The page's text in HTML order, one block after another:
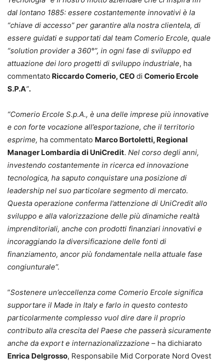
dal lontano 1885: essere costantemente innovativi è la
“chiave di accesso” per garantire alla nostra clientela, di
essere guidati e supportati dal team Comerio Ercole, quale
“solution provider a 360°”, in ogni fase di sviluppo ed
attuazione dei loro progetti di sviluppo industriale, ha
commentato Riccardo Comerio, CEO di Comerio Ercole
S.P.A”.
“Comerio Ercole S.p.A., è una delle imprese più innovative
e con forte vocazione all’esportazione, che il territorio
esprime, ha commentato Marco Bortoletti, Regional
Manager Lombardia di UniCredit. Nel corso degli anni,
investendo costantemente in ricerca ed innovazione
tecnologica, ha saputo conquistare una posizione di
leadership nel suo particolare segmento di mercato.
Questa operazione conferma l’attenzione di UniCredit allo
sviluppo e alla valorizzazione delle più dinamiche realtà
imprenditoriali, anche con prodotti finanziari innovativi e
incoraggiando la diversificazione delle fonti di
finanziamento, ancor più fondamentale nella attuale fase
congiunturale”.
“Sostenere un’eccellenza come Comerio Ercole significa
supportare il Made in Italy e farlo in questo contesto
particolarmente complesso vuol dire dare il proprio
contributo alla crescita del Paese che passerà sicuramente
anche da export e internazionalizzazione – ha dichiarato
Enrica Delgrosso, Responsabile Mid Corporate Nord Ovest